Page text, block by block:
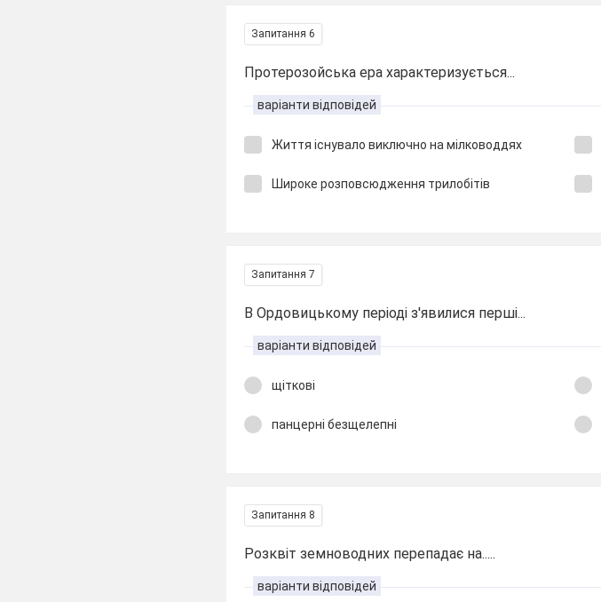
Запитання 6
Протерозойська ера характеризується...
варіанти відповідей
Життя існувало виключно на мілководдях
Широке розповсюдження трилобітів
Запитання 7
В Ордовицькому періоді з'явилися перші...
варіанти відповідей
щіткові
панцерні безщелепні
Запитання 8
Розквіт земноводних перепадає на.....
варіанти відповідей